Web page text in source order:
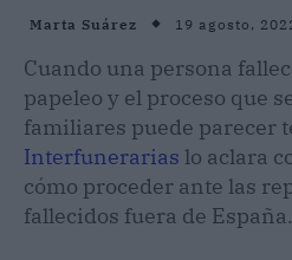
Marta Suárez 19 agosto,
Cuando una persona
papeleo y el proceso que
familiares puede parecer
Interfunerarias lo aclara
cómo proceder ante las
fallecidos fuera de España.